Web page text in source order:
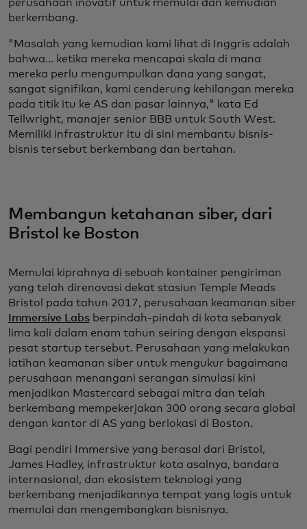
perusahaan inovatif untuk memulai dan kemudian
berkembang.
"Masalah yang kemudian kami lihat di Inggris adalah
bahwa... ketika mereka mencapai skala di mana
mereka perlu mengumpulkan dana yang sangat,
sangat signifikan, kami cenderung kehilangan mereka
pada titik itu ke AS dan pasar lainnya," kata Ed
Tellwright, manajer senior BBB untuk South West.
Memiliki infrastruktur itu di sini membantu bisnis-
bisnis tersebut berkembang dan bertahan.
Membangun ketahanan siber, dari
Bristol ke Boston
Memulai kiprahnya di sebuah kontainer pengiriman
yang telah direnovasi dekat stasiun Temple Meads
Bristol pada tahun 2017, perusahaan keamanan siber
Immersive Labsberpindah-pindah di kota sebanyak
lima kali dalam enam tahun seiring dengan ekspansi
pesat startup tersebut. Perusahaan yang melakukan
latihan keamanan siber untuk mengukur bagaimana
perusahaan menangani serangan simulasi kini
menjadikan Mastercard sebagai mitra dan telah
berkembang mempekerjakan 300 orang secara global
dengan kantor di AS yang berlokasi di Boston.
Bagi pendiri Immersive yang berasal dari Bristol,
James Hadley, infrastruktur kota asalnya, bandara
internasional, dan ekosistem teknologi yang
berkembang menjadikannya tempat yang logis untuk
memulai dan mengembangkan bisnisnya.